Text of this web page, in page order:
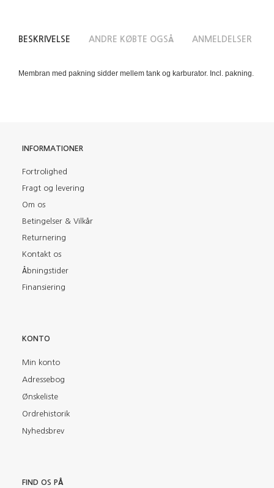
BESKRIVELSE ANDRE KØBTE OGSÅ ANMELDELSER
Membran med pakning sidder mellem tank og karburator. Incl. pakning.
INFORMATIONER
Fortrolighed
Fragt og levering
Om os
Betingelser & Vilkår
Returnering
Kontakt os
Åbningstider
Finansiering
KONTO
Min konto
Adressebog
Ønskeliste
Ordrehistorik
Nyhedsbrev
FIND OS PÅ